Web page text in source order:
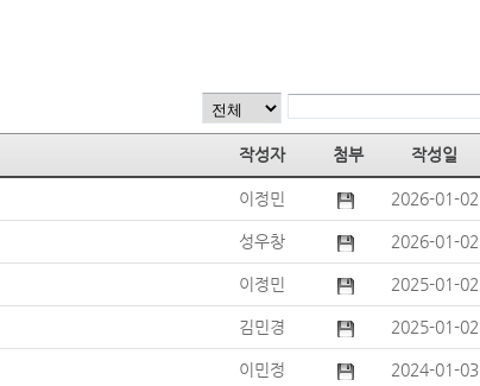
작성자 첨부 작성일
이정민 2026-01-02
성우창 2026-01-02
이정민 2025-01-02
김민경 2025-01-02
이민정 2024-01-03